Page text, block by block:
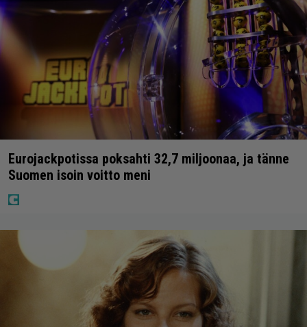
Eurojackpotissa poksahti 32,7 miljoonaa, ja tänne
Suomen isoin voitto meni